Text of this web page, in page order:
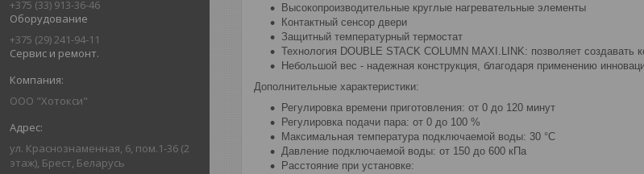
+375 (33) 913-36-46
Оборудование
+375 (29) 241-94-11
Сервис и ремонт.
ООО "Хотокси"
ул. Краснознаменная, 6, пом.1-36 (2
этаж), Брест, Беларусь
Высокопроизводительные круглые нагревательные элементы
Контактный сенсор двери
Защитный температурный термостат
Технология DOUBLE STACK COLUMN MAXI.LINK: позволяет создавать
Небольшой вес - надежная конструкция, благодаря применению
Дополнительные характеристики:
Регулировка времени приготовления: от 0 до 120 минут
Регулировка подачи пара: от 0 до 100 %
Максимальная температура подключаемой воды: 30 °C
Давление подключаемой воды: от 150 до 600 кПа
Расстояние при установке: